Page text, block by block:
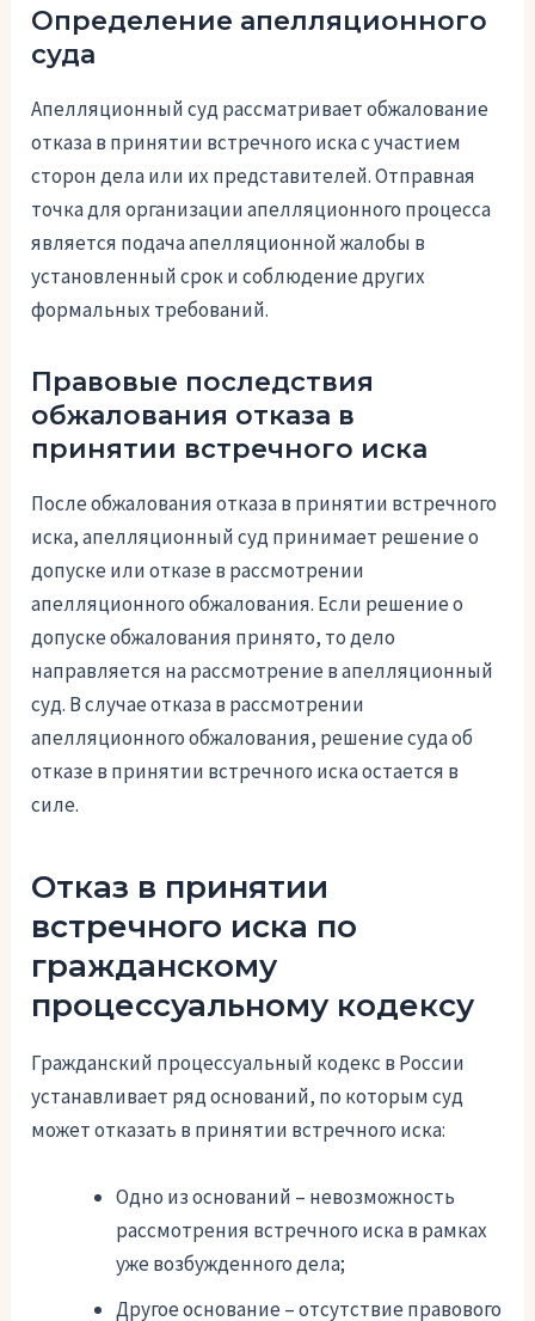
Определение апелляционного
суда
Апелляционный суд рассматривает обжалование
отказа в принятии встречного иска с участием
сторон дела или их представителей. Отправная
точка для организации апелляционного процесса
является подача апелляционной жалобы в
установленный срок и соблюдение других
формальных требований.
Правовые последствия
обжалования отказа в
принятии встречного иска
После обжалования отказа в принятии встречного
иска, апелляционный суд принимает решение о
допуске или отказе в рассмотрении
апелляционного обжалования. Если решение о
допуске обжалования принято, то дело
направляется на рассмотрение в апелляционный
суд. В случае отказа в рассмотрении
апелляционного обжалования, решение суда об
отказе в принятии встречного иска остается в
силе.
Отказ в принятии
встречного иска по
гражданскому
процессуальному кодексу
Гражданский процессуальный кодекс в России
устанавливает ряд оснований, по которым суд
может отказать в принятии встречного иска:
Одно из оснований – невозможность
рассмотрения встречного иска в рамках
уже возбужденного дела;
Другое основание – отсутствие правового